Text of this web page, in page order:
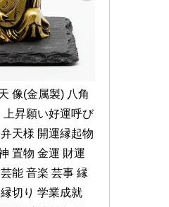
像(金属製) 八角
上昇願い好運呼び
天様 開運縁起物
置物 金運 財運
能 音楽 芸事 縁
切り 学業成就